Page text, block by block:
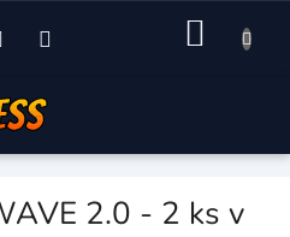
2.0 - 2 ks v